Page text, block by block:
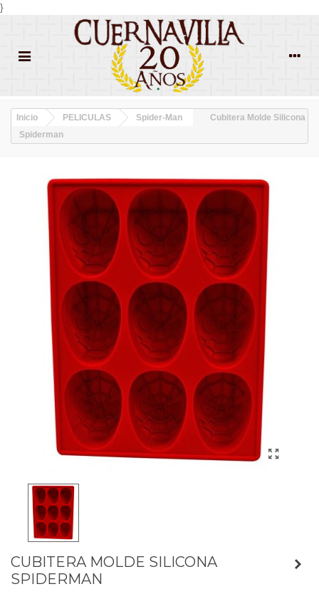
}
Inicio PELICULAS Spider-Man
Cubitera Molde Silicona
Spiderman
CUBITERA MOLDE SILICONA
SPIDERMAN